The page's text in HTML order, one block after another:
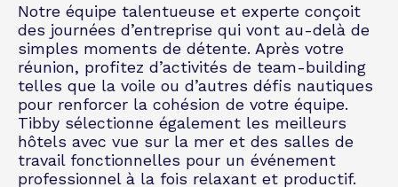
Notre équipe talentueuse et experte conçoit
des journées d’entreprise qui vont au-delà de
simples moments de détente. Après votre
réunion, profitez d’activités de team-building
telles que la voile ou d’autres défis nautiques
pour renforcer la cohésion de votre équipe.
Tibby sélectionne également les meilleurs
hôtels avec vue sur la mer et des salles de
travail fonctionnelles pour un événement
professionnel à la fois relaxant et productif.